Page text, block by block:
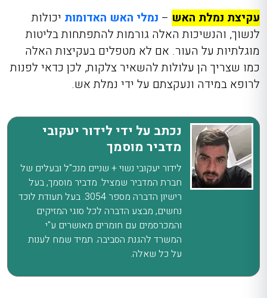
עקיצת נמלת האש – נמלי האש האדומות יכולות
לנשוך, והנשיכות האלה גורמות להתפתחות בליטות
מוגלתיות על העור. אם לא מטפלים בעקיצות האלה
כמו שצריך הן עלולות להשאיר צלקות, לכן כדאי לפנות
לרופא במידה ונעקצתם על ידי נמלת אש.
נכתב על ידי לידור יעקובי
מדביר מוסמך
לידור יעקובי נשוי + שניים מנכ"ל ובעלים של
חברת המדביר שמציל. מדביר מוסמך, בעל
רישיון הדברה מספר 3054. בעל תעודת לוכד
נחשים, מבצע הדברה לכל סוגי המזיקים
והמכרסמים עם חומרים מאושרים ע"י
המשרד להגנת הסביבה. תמיד שמח לענות
על כל שאלה.